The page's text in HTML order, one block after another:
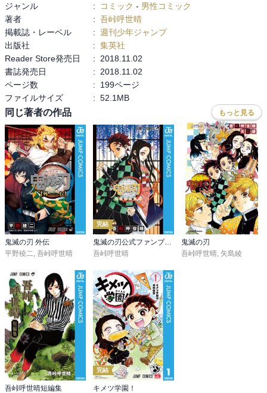
炭治郎の先祖が語る、無惨を追い詰めた、剣士と赫刀の記憶。
刀鍛冶たちが被る悲劇を目にし、怒りの念に沸く無一郎の中に
取り戻しつつある、記憶。
玄弥が柱を目指す理由は、不死川家を襲った悲劇と兄・実弥の記
憶。
あの兄の優しい笑顔。兄を罵倒してしまった自分。
柱になって柱の兄に会いたいという切望に心揺すぶられます。
また、6巻での実弥の言動と行動も、家族が鬼になったことが
起点だったのですね。鬼は鬼。悲劇を無くすために鬼を狩る。
強面の姿に潜む真の実弥は、何とも切ない。
ジャンル : コミック - 男性コミック
著者
: 吾峠呼世晴
掲載誌・レーベル
: 週刊少年ジャンプ
出版社
: 集英社
Reader Store発売日
:
2018.11.02
書誌発売日
:
2018.11.02
ページ数
:
199ページ
ファイルサイズ
: 52.1MB
同じ著者の作品 もっと見る
鬼滅の刃 外伝
平野稜二, 吾峠呼世晴
完結
鬼滅の刃公式ファンブック 鬼殺隊見聞録
吾峠呼世晴
鬼滅の刃
吾峠呼世晴, 矢島綾
吾峠呼世晴短編集
完結
キメツ学園！